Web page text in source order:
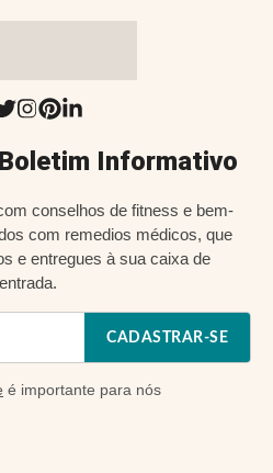
Informativo
conselhos de fitness e bem-
com remedios médicos, que
e entregues à sua caixa de
entrada.
CADASTRAR-SE
é importante para nós